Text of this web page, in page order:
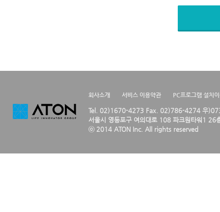
회사소개 서비스 이용약관 PC프로그램 설치
Tel. 02)1670-4273 Fax. 02)786-4274 우
서울시 영등포구 여의대로 108 파크원타워1 26
ⓒ 2014 ATON Inc. All rights reserved